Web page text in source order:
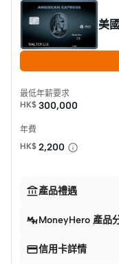
美
最低年薪要求
HK$ 300,000
年費
HK$ 2,200
產品禮遇
MoneyHero 產品
信用卡詳情